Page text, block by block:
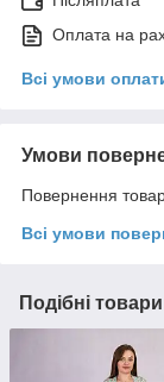
Оплата на
Всі умови
Умови
Повернення
Всі умови
Подібні